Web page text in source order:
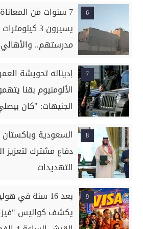
6
7 سنوات من
يسيرون 3
مدرستهم..
7
إديناله تحويشة
الألومنيوم بقنا
الجنيهات: "كان
8
السعودية وباكستان
دفاع مشترك لتعزيز
التهديدات
9
بعد 16 سنة في
يكشف كواليس